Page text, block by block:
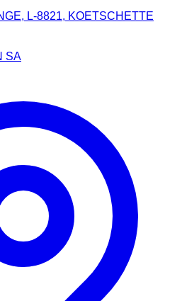
L-8821, KOETSCHETTE
SA